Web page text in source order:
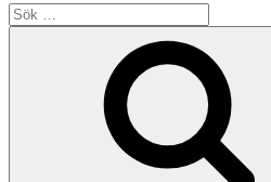
Sök
efter: